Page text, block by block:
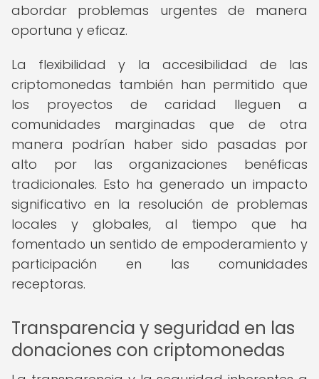
abordar problemas urgentes de manera
oportuna y eficaz.
La flexibilidad y la accesibilidad de las
criptomonedas también han permitido que
los proyectos de caridad lleguen a
comunidades marginadas que de otra
manera podrían haber sido pasadas por
alto por las organizaciones benéficas
tradicionales. Esto ha generado un impacto
significativo en la resolución de problemas
locales y globales, al tiempo que ha
fomentado un sentido de empoderamiento y
participación en las comunidades
receptoras.
Transparencia y seguridad en las
donaciones con criptomonedas